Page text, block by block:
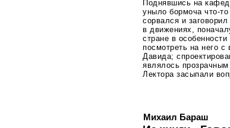
Поднявшись на
уныло бормочачто-то
сорвался и
в движениях,
стране в
посмотреть на него с
Давида;
являлось
Лектора засыпали
Михаил Бараш